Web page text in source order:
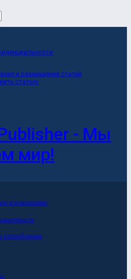
и размещения статей
статью
- Мы
мир!
вложениями
потребление